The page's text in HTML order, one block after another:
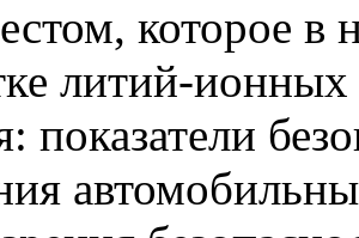
которое в
литий-
показатели